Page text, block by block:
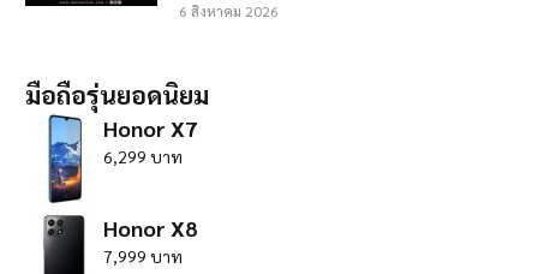
6 สิงหาคม 2026
มือถือรุ่นยอดนิยม
Honor X7
6,299 บาท
Honor X8
7,999 บาท